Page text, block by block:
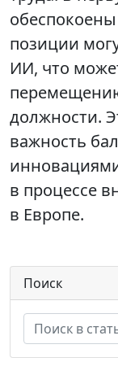
позиции
ИИ, что
должности.
важность
в процессе
в Европе.
Поиск